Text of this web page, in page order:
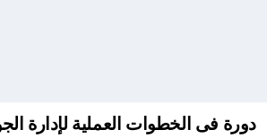
دورة فى الخطوات العملية لإدارة